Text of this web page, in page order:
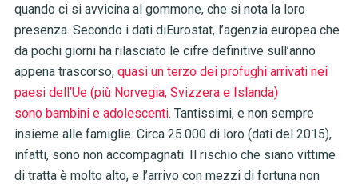
quando ci si avvicina al gommone, che si nota la loro
presenza. Secondo i dati diEurostat, l’agenzia europea che
da pochi giorni ha rilasciato le cifre definitive sull’anno
appena trascorso, quasi un terzo dei profughi arrivati nei
paesi dell’Ue (più Norvegia, Svizzera e Islanda)
sono bambini e adolescenti. Tantissimi, e non sempre
insieme alle famiglie. Circa 25.000 di loro (dati del 2015),
infatti, sono non accompagnati. Il rischio che siano vittime
di tratta è molto alto, e l’arrivo con mezzi di fortuna non